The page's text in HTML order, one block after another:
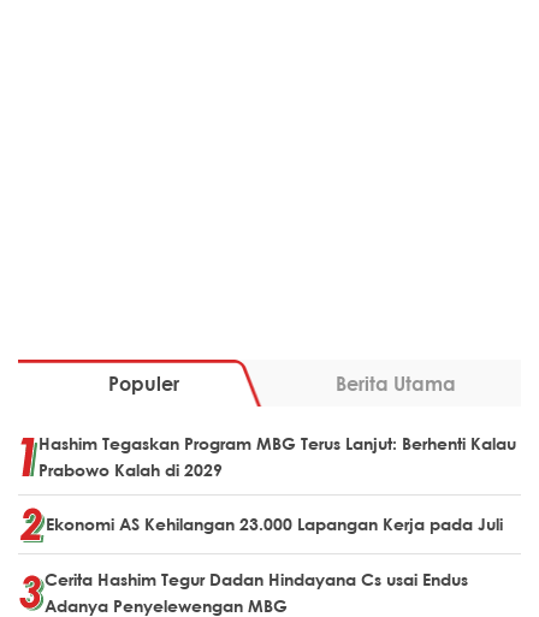
Populer Berita Utama
Hashim Tegaskan Program MBG Terus Lanjut: Berhenti Kalau
Prabowo Kalah di 2029
Ekonomi AS Kehilangan 23.000 Lapangan Kerja pada Juli
Cerita Hashim Tegur Dadan Hindayana Cs usai Endus
Adanya Penyelewengan MBG